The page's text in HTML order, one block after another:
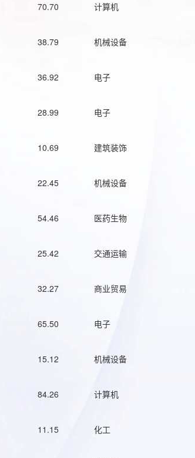
70.70 计算机
38.79 机械设备
36.92 电子
28.99 电子
10.69 建筑装饰
22.45 机械设备
54.46 医药生物
25.42 交通运输
32.27 商业贸易
65.50 电子
15.12 机械设备
84.26 计算机
11.15 化工